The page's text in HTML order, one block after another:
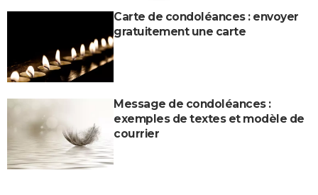
Carte de condoléances : envoyer
gratuitement une carte
Message de condoléances :
exemples de textes et modèle de
courrier